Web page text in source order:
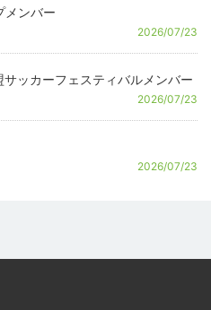
ンバー
2026/07/23
カーフェスティバルメンバー
2026/07/23
2026/07/23